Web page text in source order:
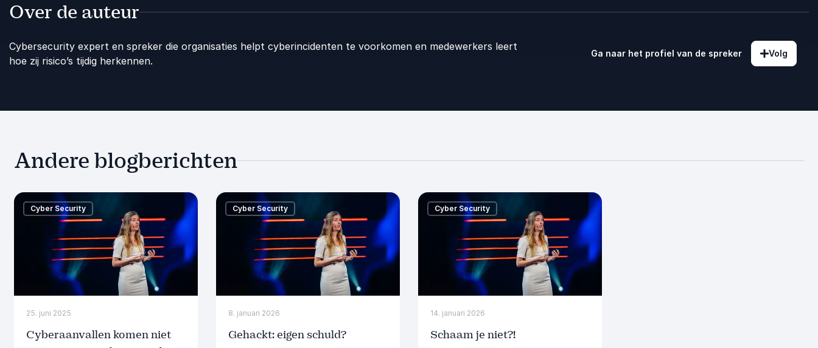
Over de auteur
Cybersecurity expert en spreker die organisaties helpt cyberincidenten te voorkomen en medewerkers leert
hoe zij risico’s tijdig herkennen.
Ga naar het profiel van de spreker Volg
Andere blogberichten
25. juni 2025
Cyberaanvallen komen niet
Cyber Security
8. januari 2026
Gehackt: eigen schuld?
Cyber Security
14. januari 2026
Schaam je niet?!
Cyber Security